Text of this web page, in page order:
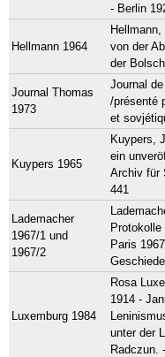
- Berlin
Hellmann 1964
von der
der
Journal Thomas
1973
Journal
/présenté
et
Kuypers 1965
Kuypers,
ein
Archiv für
441
Lademacher
1967/1 und
1967/2
Protokolle
Paris
Luxemburg 1984
Rosa
1914 -
unter der
Radczun.